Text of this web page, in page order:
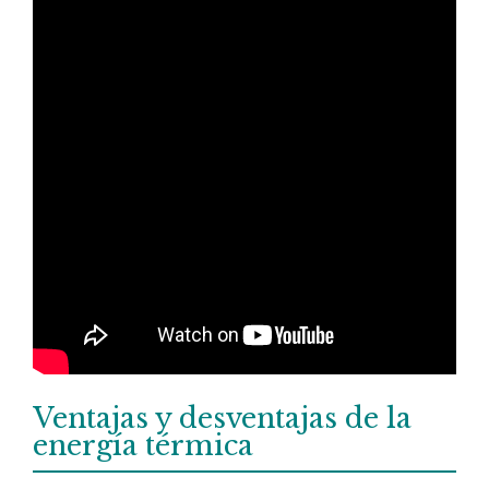
Ventajas y desventajas de la
energía térmica